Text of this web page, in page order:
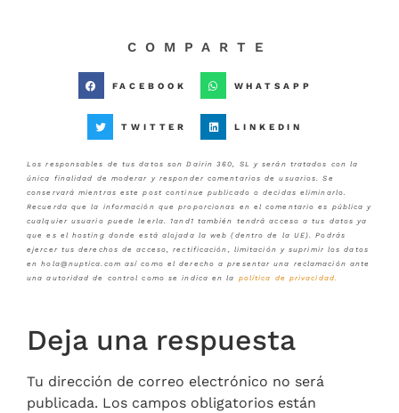
COMPARTE
FACEBOOK WHATSAPP
TWITTER LINKEDIN
Los responsables de tus datos son Dairin 360, SL y serán tratados con la
única finalidad de moderar y responder comentarios de usuarios. Se
conservará mientras este post continue publicado o decidas eliminarlo.
Recuerda que la información que proporcionas en el comentario es pública y
cualquier usuario puede leerla. 1and1 también tendrá acceso a tus datos ya
que es el hosting donde está alojada la web (dentro de la UE). Podrás
ejercer tus derechos de acceso, rectificación, limitación y suprimir los datos
en hola@nuptica.com así como el derecho a presentar una reclamación ante
una autoridad de control como se indica en la política de privacidad.
Deja una respuesta
Tu dirección de correo electrónico no será
publicada. Los campos obligatorios están